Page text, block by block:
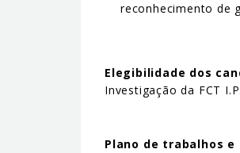
reconhecimento de
Elegibilidade dos
Investigação da FCT
Plano de trabalhos